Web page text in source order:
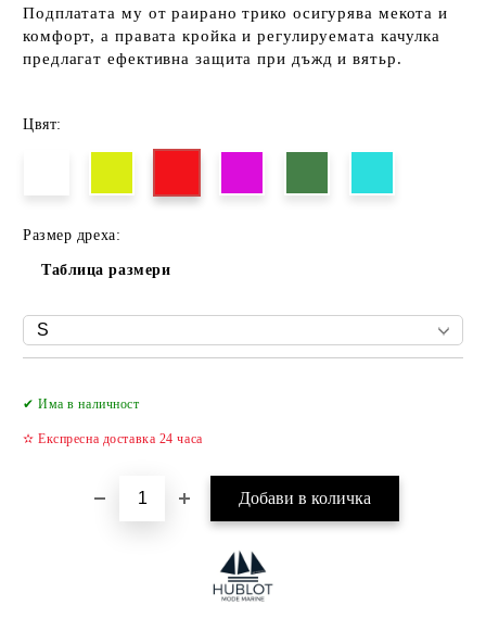
Подплатата му от раирано трико осигурява мекота и
комфорт, а правата кройка и регулируемата качулка
предлагат ефективна защита при дъжд и вятьр.
Цвят:
Размер дреха:
Таблица размери
✔ Има в наличност
✫ Експресна доставка 24 часа